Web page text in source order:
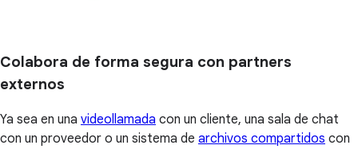
Colabora de forma segura con partners
externos
Ya sea en una videollamada con un cliente, una sala de chat
con un proveedor o un sistema de archivos compartidos con